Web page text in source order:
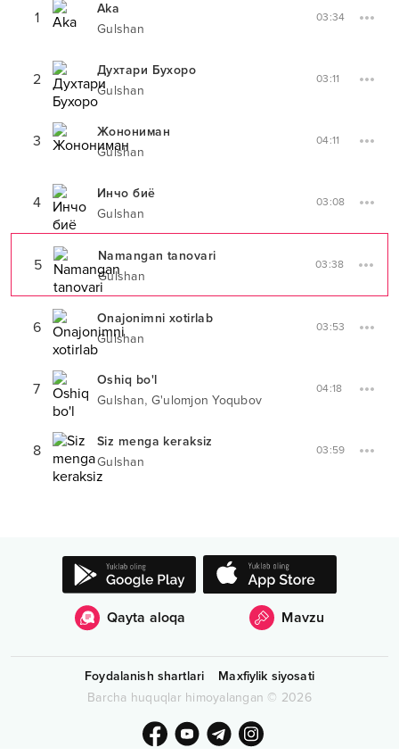
1
Aka
Gulshan
03:34
2
Духтари Бухоро
Gulshan
03:11
3
Жонониман
Gulshan
04:11
4
Инчо биё
Gulshan
03:08
5
Namangan tanovari
Gulshan
03:38
6
Onajonimni xotirlab
Gulshan
03:53
7
Oshiq bo'l
Gulshan, G'ulomjon Yoqubov
04:18
8
Siz menga keraksiz
Gulshan
03:59
Qayta aloqa Mavzu
Foydalanish shartlari
Maxfiylik siyosati
Barcha huquqlar himoyalangan © 2026